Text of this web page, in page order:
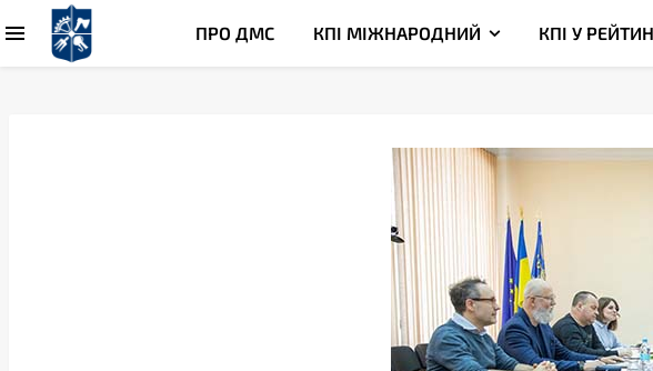
ПРО ДМС КПІ МІЖНАРОДНИЙ КПІ У